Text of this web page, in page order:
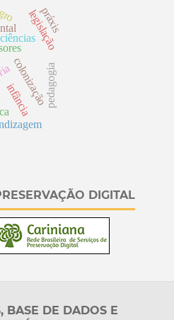
infância
colonização
legislação
pedagogia
práxis
DIGITAL
BASE DE DADOS E